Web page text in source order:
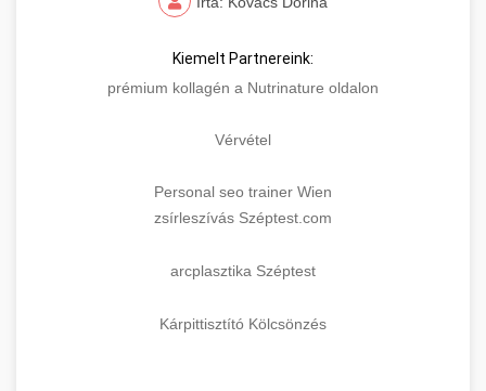
Kiemelt Partnereink:
prémium kollagén a Nutrinature oldalon
Vérvétel
Personal seo trainer Wien
zsírleszívás Széptest.com
arcplasztika Széptest
Kárpittisztító Kölcsönzés